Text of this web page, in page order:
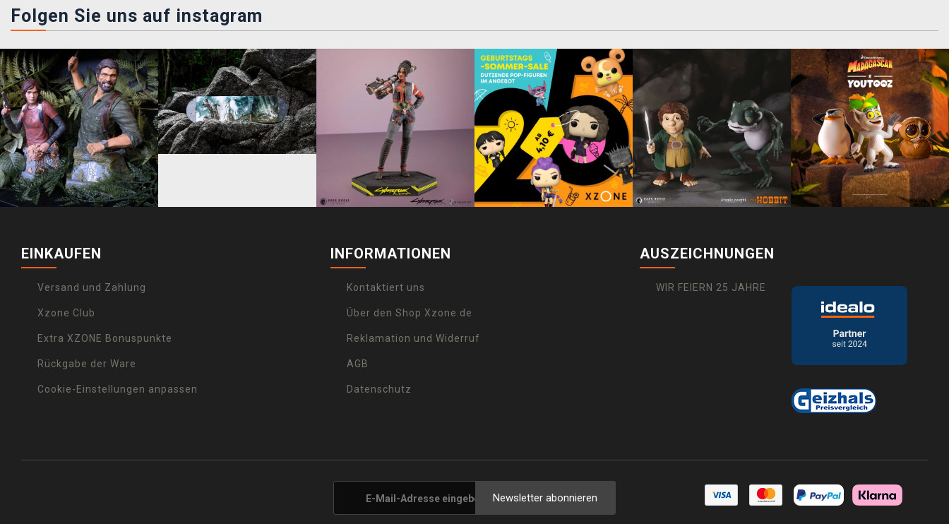
Folgen Sie uns auf instagram
EINKAUFEN
Versand und Zahlung
Xzone Club
Extra XZONE Bonuspunkte
Rückgabe der Ware
Cookie-Einstellungen anpassen
INFORMATIONEN
Kontaktiert uns
Über den Shop Xzone.de
Reklamation und Widerruf
AGB
Datenschutz
AUSZEICHNUNGEN
WIR FEIERN 25 JAHRE
Newsletter abonnieren